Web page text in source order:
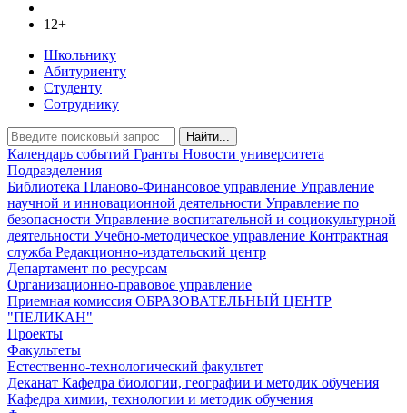
12+
Школьнику
Абитуриенту
Студенту
Сотруднику
Найти...
Календарь событий Гранты Новости университета
Подразделения
Библиотека Планово-Финансовое управление Управление
научной и инновационной деятельности Управление по
безопасности Управление воспитательной и социокультурной
деятельности Учебно-методическое управление Контрактная
служба Редакционно-издательский центр
Департамент по ресурсам
Организационно-правовое управление
Приемная комиссия ОБРАЗОВАТЕЛЬНЫЙ ЦЕНТР
"ПЕЛИКАН"
Проекты
Факультеты
Естественно-технологический факультет
Деканат Кафедра биологии, географии и методик обучения
Кафедра химии, технологии и методик обучения